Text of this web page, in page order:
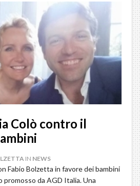
Colò contro il
IN NEWS
Fabio Bolzetta in favore dei bambini
da AGD Italia. Una